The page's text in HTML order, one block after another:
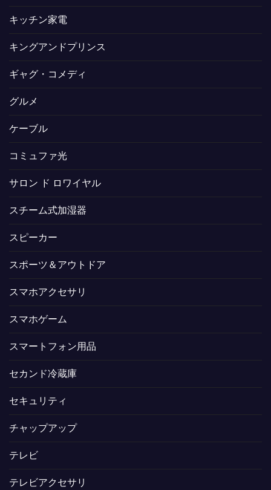
キッチン家電
キングアンドプリンス
ギャグ・コメディ
グルメ
ケーブル
コミュファ光
サロン ド ロワイヤル
スチーム式加湿器
スピーカー
スポーツ＆アウトドア
スマホアクセサリ
スマホゲーム
スマートフォン用品
セカンド冷蔵庫
セキュリティ
チャップアップ
テレビ
テレビアクセサリ